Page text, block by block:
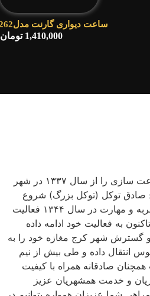
ساعت دیواری گارنت مدل5262سایز60cm
1,410,000 تومان
آقای محسن توکل حرفه ساعت سازی را از سال ۱۳۳۷ در شهر
صادق توکل (توکل بزرگ) شروع
کرد و پس از سالها کسب تجربه و مهارت در سال ۱۳۴۴ فعالیت
به فعالیت خود ادامه داده
گسترش شهر کرج مغازه خود را به
انتقال داده و طی بیش از نیم
صادقانه همراه با کیفیت
و خدمت همشهریان عزیز